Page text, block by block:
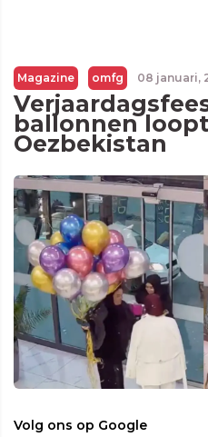
Magazine omfg 08 januari,
ballonnen
Oezbekistan
Volg ons op Google